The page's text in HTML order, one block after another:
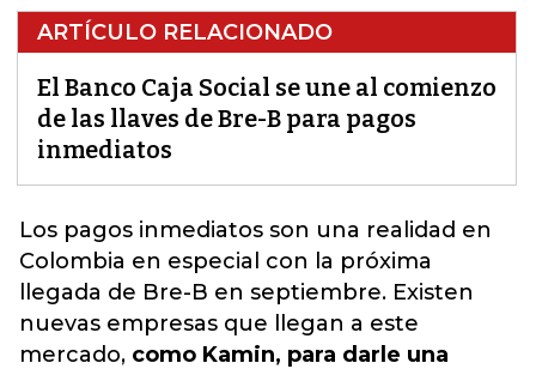
ARTÍCULO RELACIONADO
El Banco Caja Social se une al comienzo
de las llaves de Bre-B para pagos
inmediatos
Los pagos inmediatos son una realidad en
Colombia en especial con la próxima
llegada de Bre-B en septiembre. Existen
nuevas empresas que llegan a este
mercado, como Kamin, para darle una